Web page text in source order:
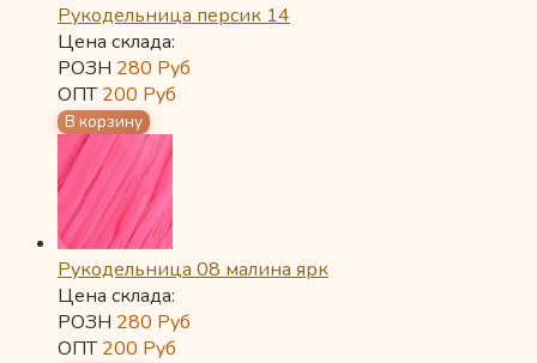
Рукодельница персик 14
Цена склада:
РОЗН 280 Руб
ОПТ200 Руб
Рукодельница 08 малина ярк
Цена склада:
РОЗН 280 Руб
ОПТ200 Руб